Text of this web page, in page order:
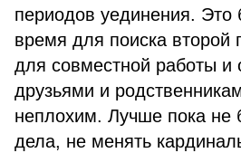
периодов уединения. Это
время для поиска второй
для совместной работы и
друзьями и
неплохим. Лучше пока не
дела, не менять